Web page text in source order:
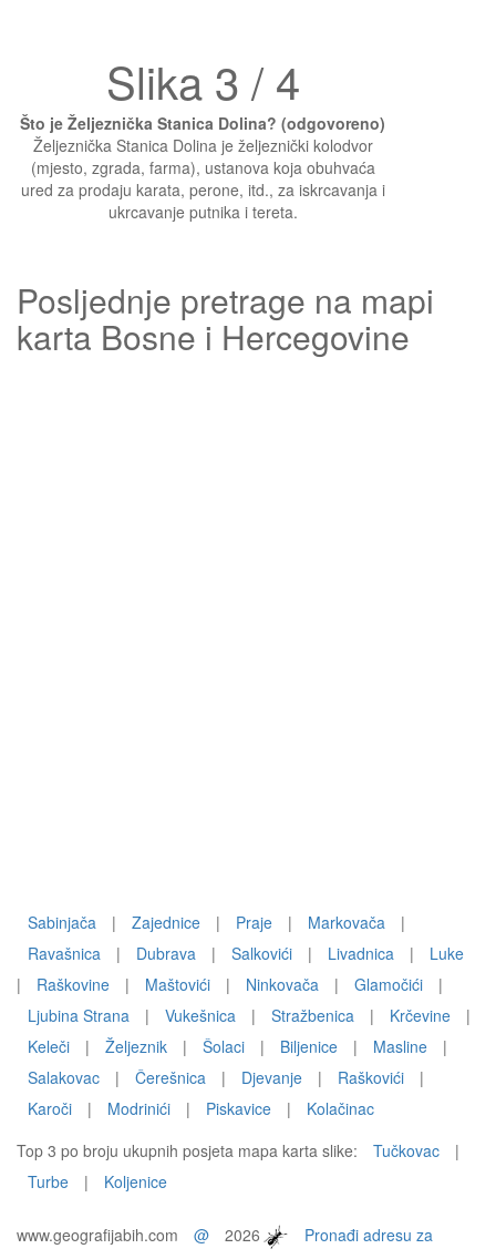
Slika 3 / 4
Što je Željeznička Stanica Dolina? (odgovoreno)
Željeznička Stanica Dolina je željeznički kolodvor
(mjesto, zgrada, farma), ustanova koja obuhvaća
ured za prodaju karata, perone, itd., za iskrcavanja i
ukrcavanje putnika i tereta.
Posljednje pretrage na mapi
karta Bosne i Hercegovine
Sabinjača | Zajednice | Praje | Markovača
|
Ravašnica
| Dubrava | Salkovići | Livadnica |
Luke
|
Raškovine | Maštovići | Ninkovača | Glamočići
|
Ljubina Strana
| Vukešnica | Stražbenica | Krčevine
|
Keleči
| Željeznik | Šolaci | Biljenice | Masline
|
Salakovac
| Čerešnica | Djevanje | Raškovići
|
Karoči
| Modrinići | Piskavice |
Kolačinac
Top 3 po broju ukupnih posjeta mapa karta slike:
Tučkovac
|
Turbe
| Koljenice
www.geografijabih.com @ 2026
Pronađi adresu za